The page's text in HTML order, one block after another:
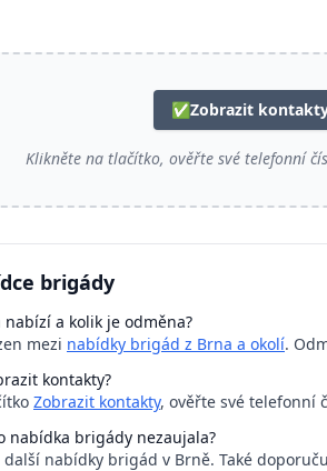
✅Zobrazit
Klikněte na tlačítko, ověřte své telefonní
brigády
a kolik je odměna?
mezi nabídky brigád z Brna a okolí.
kontakty?
Zobrazit kontakty, ověřte své telefonní
nabídka brigády nezaujala?
další nabídky brigád v Brně. Také